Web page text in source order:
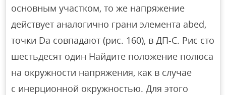
основным участком, то же напряжение
действует аналогично грани элемента abed,
точки Da совпадают (рис. 160), в ДП-С. Рис сто
шестьдесят один Найдите положение полюса
на окружности напряжения, как в случае
с инерционной окружностью. Для этого